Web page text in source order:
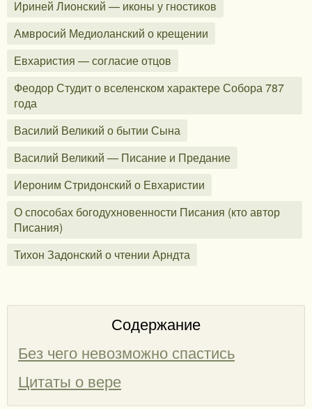
Ириней Лионский — иконы у гностиков
Амвросий Медиоланский о крещении
Евхаристия — согласие отцов
Феодор Студит о вселенском характере Собора 787
года
Василий Великий о бытии Сына
Василий Великий — Писание и Предание
Иероним Стридонский о Евхаристии
О способах богодухновенности Писания (кто автор
Писания)
Тихон Задонский о чтении Арндта
Содержание
Без чего невозможно спастись
Цитаты о вере